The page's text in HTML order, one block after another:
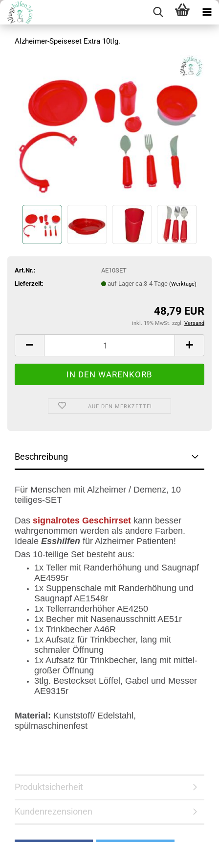
Alzheimer-Speiseset Extra 10tlg.
Art.Nr.:
AE10SET
Lieferzeit:
auf Lager ca.3-4 Tage (Werktage)
48,79 EUR
inkl. 19% MwSt. zzgl. Versand
AUF DEN MERKZETTEL
Beschreibung
Für Menschen mit Alzheimer / Demenz, 10
teiliges-SET
Das signalrotes Geschirrset kann besser
wahrgenommen werden als andere Farben.
Ideale Esshilfen für Alzheimer Patienten!
Das 10-teilige Set besteht aus:
1x Teller mit Randerhöhung und Saugnapf
AE4595r
1x Suppenschale mit Randerhöhung und
Saugnapf AE1548r
1x Tellerranderhöher AE4250
1x Becher mit Nasenausschnitt AE51r
1x Trinkbecher A46R
1x Aufsatz für Trinkbecher, lang mit
schmaler Öffnung
1x Aufsatz für Trinkbecher, lang mit mittel-
großer Öffnung
3tlg. Besteckset Löffel, Gabel und Messer
AE9315r
Material: Kunststoff/ Edelstahl,
spülmaschinenfest
Produktsicherheit
Kundenrezensionen